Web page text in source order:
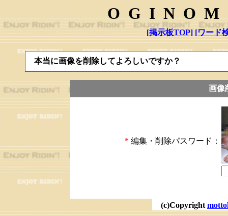
[掲示板TOP] [ワード
本当に画像を削除してよろしいですか？
画像
* 編集・削除パスワード：
(c)Copyright